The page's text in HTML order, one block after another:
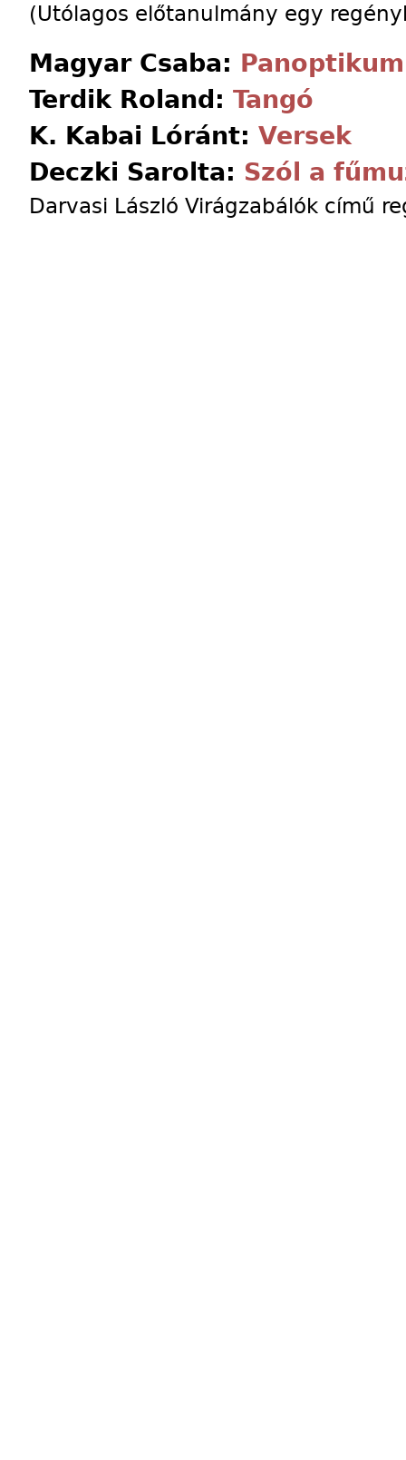
(Utólagos előtanulmány egy
Magyar Csaba: Panoptikum
Terdik Roland: Tangó
K. Kabai Lóránt: Versek
Deczki Sarolta: Szól a
Darvasi László Virágzabálók című